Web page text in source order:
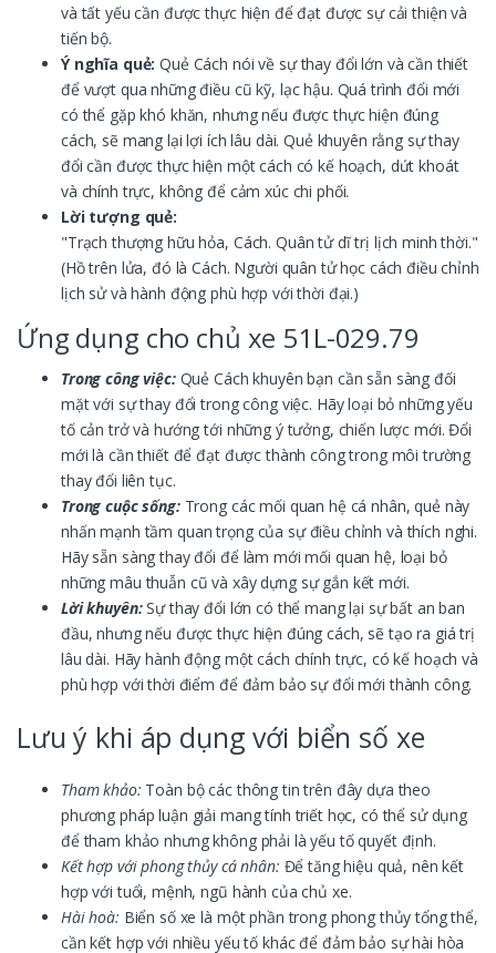
và tất yếu cần được thực hiện để đạt được sự cải thiện và
tiến bộ.
Ý nghĩa quẻ: Quẻ Cách nói về sự thay đổi lớn và cần thiết
để vượt qua những điều cũ kỹ, lạc hậu. Quá trình đổi mới
có thể gặp khó khăn, nhưng nếu được thực hiện đúng
cách, sẽ mang lại lợi ích lâu dài. Quẻ khuyên rằng sự thay
đổi cần được thực hiện một cách có kế hoạch, dứt khoát
và chính trực, không để cảm xúc chi phối.
Lời tượng quẻ:
"Trạch thượng hữu hỏa, Cách. Quân tử dĩ trị lịch minh thời."
(Hồ trên lửa, đó là Cách. Người quân tử học cách điều chỉnh
lịch sử và hành động phù hợp với thời đại.)
Ứng dụng cho chủ xe 51L-029.79
Trong công việc:Quẻ Cách khuyên bạn cần sẵn sàng đối
mặt với sự thay đổi trong công việc. Hãy loại bỏ những yếu
tố cản trở và hướng tới những ý tưởng, chiến lược mới. Đổi
mới là cần thiết để đạt được thành công trong môi trường
thay đổi liên tục.
Trong cuộc sống:Trong các mối quan hệ cá nhân, quẻ này
nhấn mạnh tầm quan trọng của sự điều chỉnh và thích nghi.
Hãy sẵn sàng thay đổi để làm mới mối quan hệ, loại bỏ
những mâu thuẫn cũ và xây dựng sự gắn kết mới.
Lời khuyên:Sự thay đổi lớn có thể mang lại sự bất an ban
đầu, nhưng nếu được thực hiện đúng cách, sẽ tạo ra giá trị
lâu dài. Hãy hành động một cách chính trực, có kế hoạch và
phù hợp với thời điểm để đảm bảo sự đổi mới thành công.
Lưu ý khi áp dụng với biển số xe
Tham khảo: Toàn bộ các thông tin trên đây dựa theo
phương pháp luận giải mang tính triết học, có thể sử dụng
để tham khảo nhưng không phải là yếu tố quyết định.
Kết hợp với phong thủy cá nhân: Để tăng hiệu quả, nên kết
hợp với tuổi, mệnh, ngũ hành của chủ xe.
Hài hoà: Biển số xe là một phần trong phong thủy tổng thể,
cần kết hợp với nhiều yếu tố khác để đảm bảo sự hài hòa